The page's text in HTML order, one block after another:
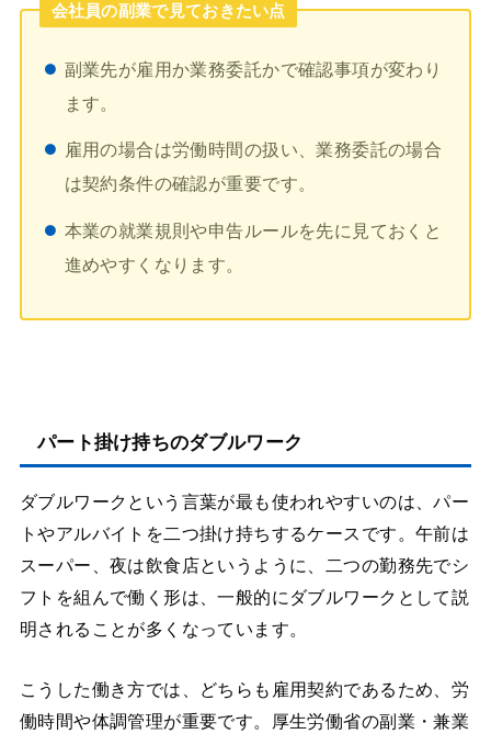
会社員の副業で見ておきたい点
副業先が雇用か業務委託かで確認事項が変わり
ます。
雇用の場合は労働時間の扱い、業務委託の場合
は契約条件の確認が重要です。
本業の就業規則や申告ルールを先に見ておくと
進めやすくなります。
パート掛け持ちのダブルワーク
ダブルワークという言葉が最も使われやすいのは、パー
トやアルバイトを二つ掛け持ちするケースです。午前は
スーパー、夜は飲食店というように、二つの勤務先でシ
フトを組んで働く形は、一般的にダブルワークとして説
明されることが多くなっています。
こうした働き方では、どちらも雇用契約であるため、労
働時間や体調管理が重要です。厚生労働省の副業・兼業